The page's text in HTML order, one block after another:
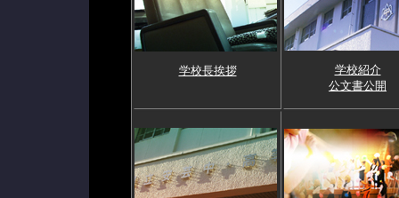
学校長挨拶
学校紹介
公文書公開